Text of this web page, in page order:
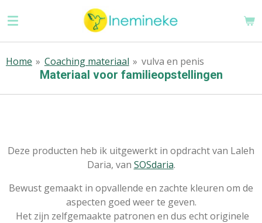
direct
hoofdinhoud
Home » Coaching materiaal » vulva en penis
Materiaal voor familieopstellingen
Deze producten heb ik uitgewerkt in opdracht van Laleh
Daria, van SOSdaria.
Bewust gemaakt in opvallende en zachte kleuren om de
aspecten goed weer te geven.
Het zijn zelfgemaakte patronen en dus echt originele